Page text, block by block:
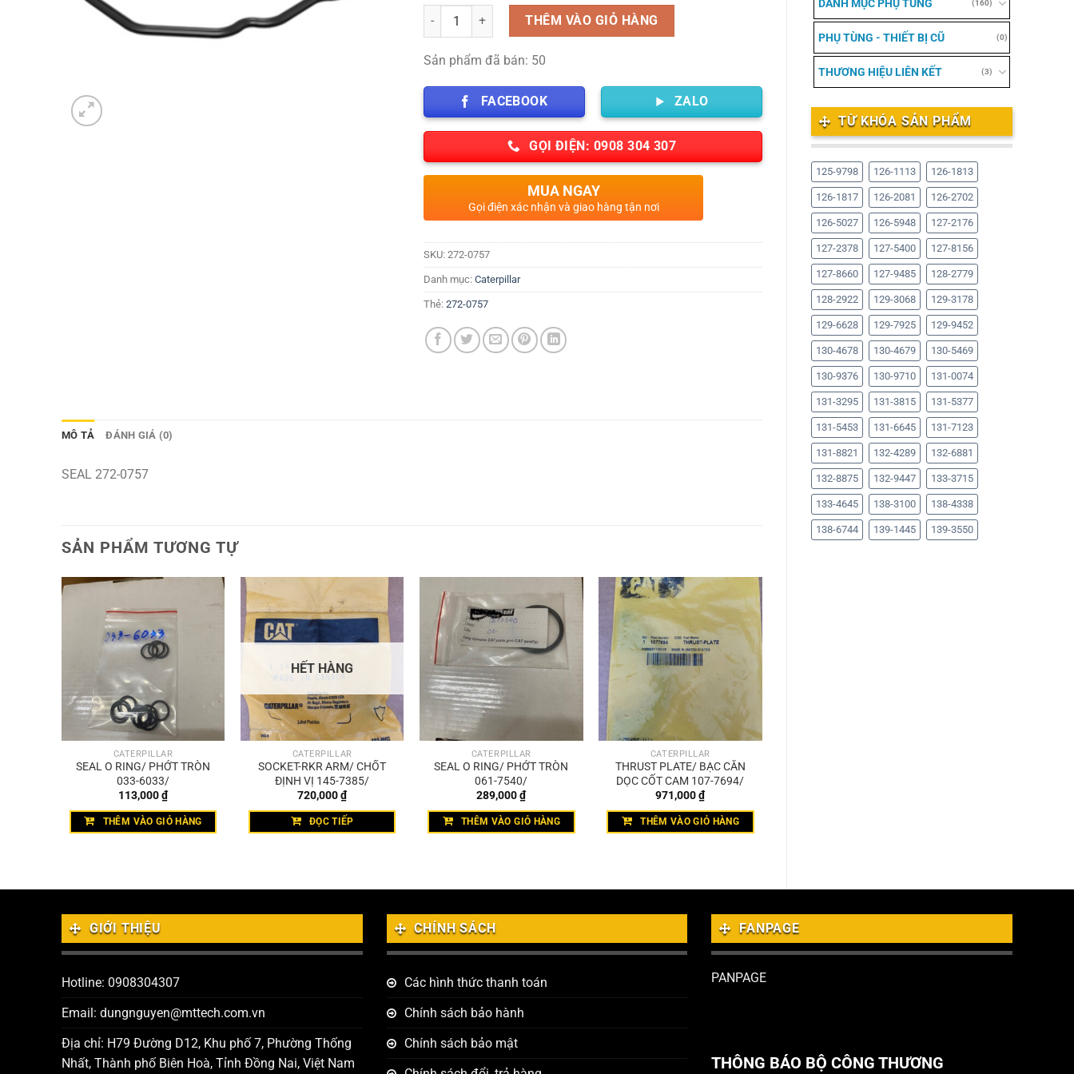
DANH MỤC PHỤ TÙNG (160)
PHỤ TÙNG - THIẾT BỊ CŨ (0)
THƯƠNG HIỆU LIÊN KẾT (3)
TỪ KHÓA SẢN PHẨM
125-9798 126-1113 126-1813
126-1817 126-2081 126-2702
126-5027 126-5948 127-2176
127-2378 127-5400 127-8156
127-8660 127-9485 128-2779
128-2922 129-3068 129-3178
129-6628 129-7925 129-9452
130-4678 130-4679 130-5469
130-9376 130-9710 131-0074
131-3295 131-3815 131-5377
131-5453 131-6645 131-7123
131-8821 132-4289 132-6881
132-8875 132-9447 133-3715
133-4645 138-3100 138-4338
138-6744 139-1445 139-3550
Số lượng THÊM VÀO GIỎ HÀNG
Sản phẩm đã bán: 50
FACEBOOK ZALO
GỌI ĐIỆN: 0908 304 307
MUA NGAY
Gọi điện xác nhận và giao hàng tận nơi
SKU:272-0757
Danh mục:Caterpillar
Thẻ:272-0757
MÔ TẢ ĐÁNH GIÁ (0)
SEAL 272-0757
SẢN PHẨM TƯƠNG TỰ
CATERPILLAR
SEAL O RING/ PHỚT TRÒN
033-6033/
113,000₫
THÊM VÀO GIỎ HÀNG
HẾT HÀNG
CATERPILLAR
SOCKET-RKR ARM/ CHỐT
ĐỊNH VỊ 145-7385/
720,000₫
ĐỌC TIẾP
CATERPILLAR
SEAL O RING/ PHỚT TRÒN
061-7540/
289,000₫
THÊM VÀO GIỎ HÀNG
CATERPILLAR
THRUST PLATE/ BẠC CĂN
DỌC CỐT CAM 107-7694/
971,000₫
THÊM VÀO GIỎ HÀNG
GIỚI THIỆU
Hotline: 0908304307
Email: dungnguyen@mttech.com.vn
Địa chỉ: H79 Đường D12, Khu phố 7, Phường Thống
Nhất, Thành phố Biên Hoà, Tỉnh Đồng Nai, Việt Nam
CHÍNH SÁCH
Các hình thức thanh toán
Chính sách bảo hành
Chính sách bảo mật
FANPAGE
PANPAGE
THÔNG BÁO BỘ CÔNG THƯƠNG